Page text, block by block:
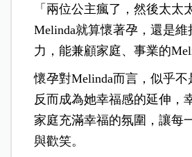
「兩位公主瘋了，然後太太
Melinda就算懷著孕，還是
力，能兼顧家庭、事業的
懷孕對Melinda而言，似乎不
反而成為她幸福感的延伸，
家庭充滿幸福的氛圍，讓每
與歡笑。